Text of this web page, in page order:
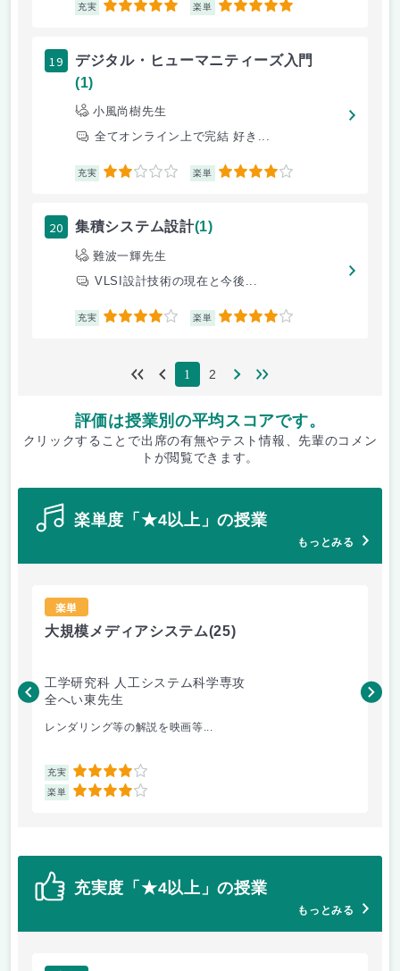
充実 5 楽単 5
19
デジタル・ヒューマニティーズ入門
(1)
小風尚樹先生
全てオンライン上で完結 好き...
充実 2 楽単 4
20 集積システム設計(1)
難波一輝先生
VLSI設計技術の現在と今後...
充実 4 楽単 4
1 2
評価は授業別の平均スコアです。
クリックすることで出席の有無やテスト情報、先輩のコメン
トが閲覧できます。
楽単度「★4以上」の授業
もっとみる
楽単
大規模メディアシステム(25)
工学研究科 人工システム科学専攻
全へい東先生
レンダリング等の解説を映画等...
充実 4
楽単 4
森
充実度「★4以上」の授業
もっとみる